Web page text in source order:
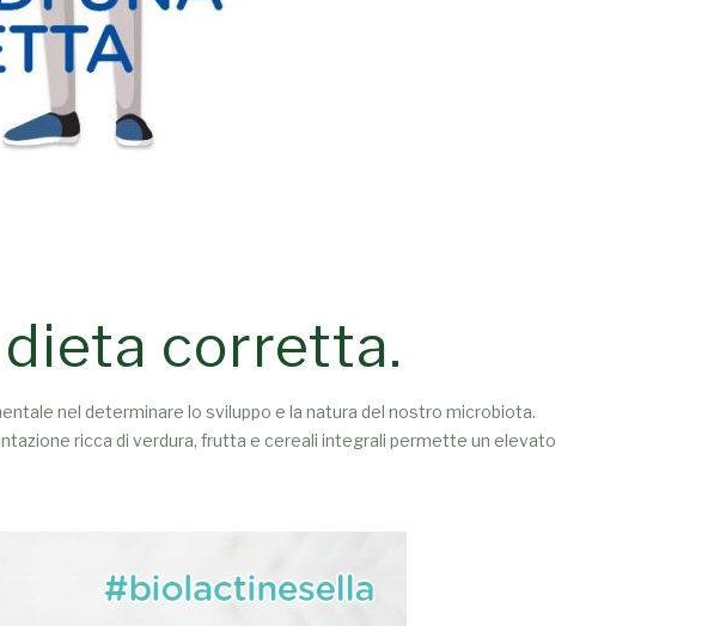
dieta corretta.
nel determinare lo sviluppo e la natura del nostro microbiota.
ricca di verdura, frutta e cereali integrali permette un elevato